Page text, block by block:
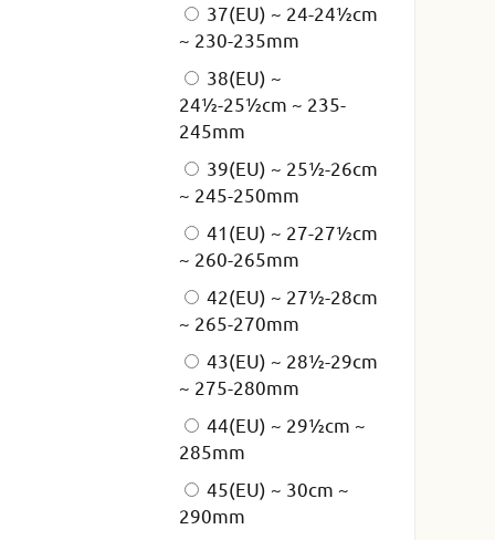
37(EU) ~ 24-24½cm
~ 230-235mm
38(EU) ~
24½-25½cm ~ 235-
245mm
39(EU) ~ 25½-26cm
~ 245-250mm
41(EU) ~ 27-27½cm
~ 260-265mm
42(EU) ~ 27½-28cm
~ 265-270mm
43(EU) ~ 28½-29cm
~ 275-280mm
44(EU) ~ 29½cm ~
285mm
45(EU) ~ 30cm ~
290mm